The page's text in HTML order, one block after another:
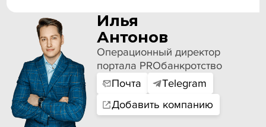
Илья
Антонов
Операционный директор
портала PROбанкротство
Почта
Telegram
Добавить компанию